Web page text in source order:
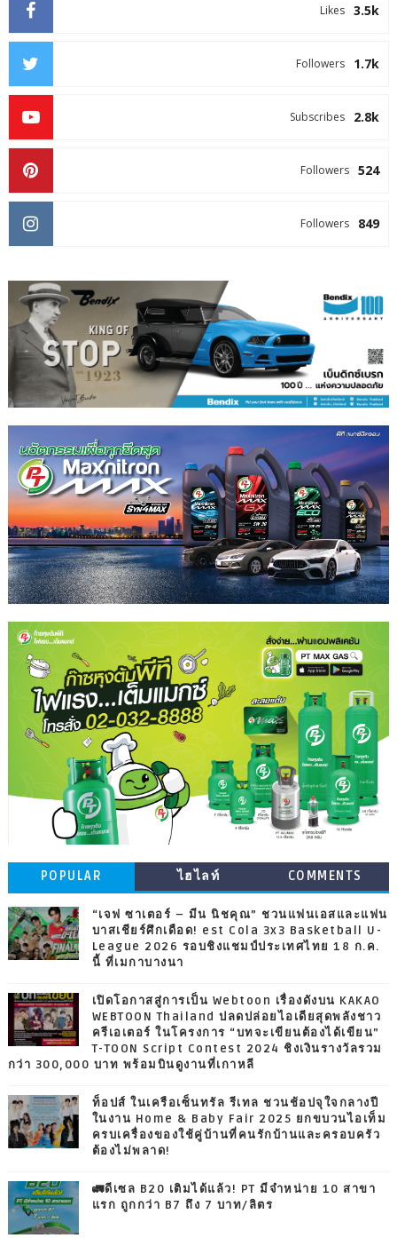
3.5k
Likes
1.7k
Followers
2.8k
Subscribes
524
Followers
849
Followers
POPULAR ไฮไลท์ COMMENTS
“เจฟ ซาเตอร์ – มีน นิชคุณ” ชวนแฟนเอสและแฟน
บาสเชียร์ศึกเดือด! est Cola 3x3 Basketball U-
League 2026 รอบชิงแชมป์ประเทศไทย 18 ก.ค.
นี้ ที่เมกาบางนา
เปิดโอกาสสู่การเป็น Webtoon เรื่องดังบน KAKAO
WEBTOON Thailand ปลดปล่อยไอเดียสุดพลังชาว
ครีเอเตอร์ ในโครงการ “บทจะเขียนต้องได้เขียน”
T-TOON Script Contest 2024 ชิงเงินรางวัลรวม
กว่า 300,000 บาท พร้อมบินดูงานที่เกาหลี
ท็อปส์ ในเครือเซ็นทรัล รีเทล ชวนช้อปจุใจกลางปี
ในงาน Home & Baby Fair 2025 ยกขบวนไอเท็ม
ครบเครื่องของใช้คู่บ้านที่คนรักบ้านและครอบครัว
ต้องไม่พลาด!
🚛ดีเซล B20 เติมได้แล้ว! PT มีจำหน่าย 10 สาขา
แรก ถูกกว่า B7 ถึง 7 บาท/ลิตร